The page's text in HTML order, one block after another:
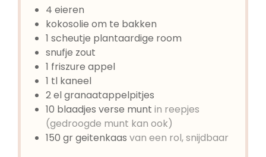
4 eieren
kokosolie om te bakken
1 scheutje plantaardige room
snufje zout
1 friszure appel
1 tl kaneel
2elgranaatappelpitjes
10 blaadjes verse munt in reepjes
(gedroogde munt kan ook)
150 grgeitenkaas van een rol, snijdbaar